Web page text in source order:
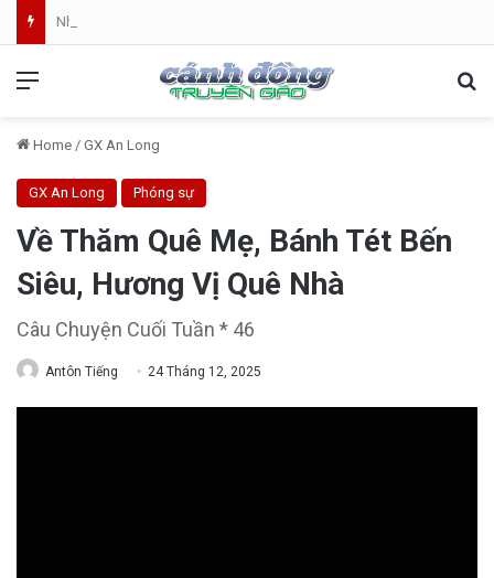
Những Con Đường Đã Mất Đi | Truyện Phạm Quỳnh Anh | Video
Home / GX An Long
GX An Long Phóng sự
Về Thăm Quê Mẹ, Bánh Tét Bến
Siêu, Hương Vị Quê Nhà
Câu Chuyện Cuối Tuần * 46
Antôn Tiếng 24 Tháng 12, 2025